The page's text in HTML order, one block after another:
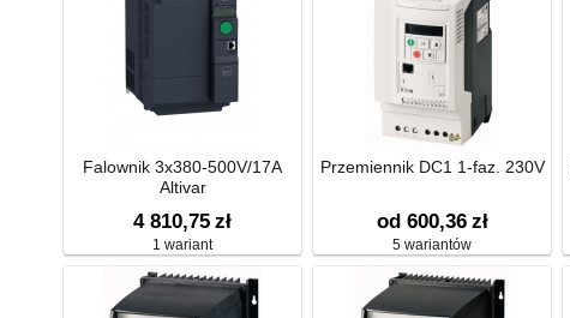
Falownik 3x380-500V/17A
Altivar
4 810,75 zł
1 wariant
Przemiennik DC1 1-faz. 230V
od 600,36 zł
5 wariantów